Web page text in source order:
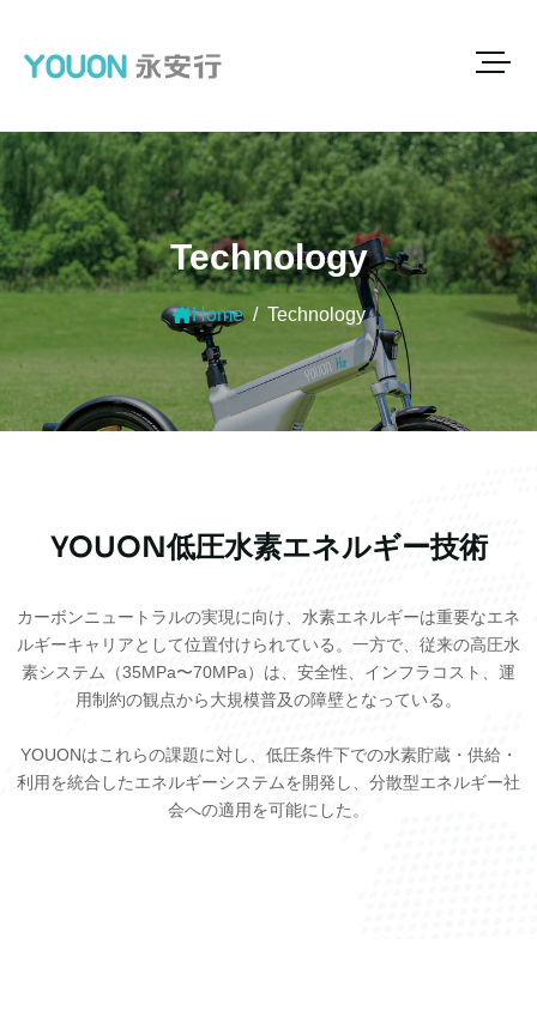
Technology
Home Technology
YOUON低圧水素エネルギー技術
カーボンニュートラルの実現に向け、水素エネルギーは重要なエネ
ルギーキャリアとして位置付けられている。一方で、従来の高圧水
素システム（35MPa〜70MPa）は、安全性、インフラコスト、運
用制約の観点から大規模普及の障壁となっている。
YOUONはこれらの課題に対し、低圧条件下での水素貯蔵・供給・
利用を統合したエネルギーシステムを開発し、分散型エネルギー社
会への適用を可能にした。